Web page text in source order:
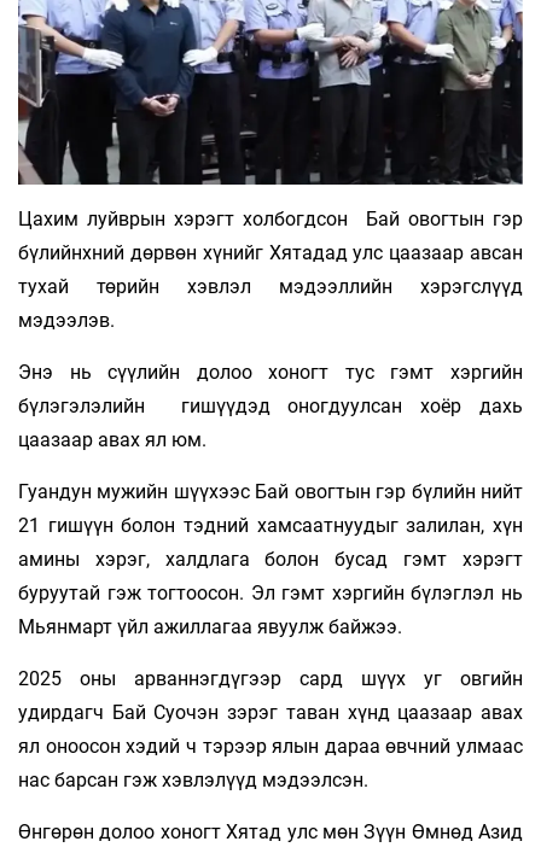
Цахим луйврын хэрэгт холбогдсон Бай овогтын гэр
бүлийнхний дөрвөн хүнийг Хятадад улс цаазаар авсан
тухай төрийн хэвлэл мэдээллийн хэрэгслүүд
мэдээлэв.
Энэ нь сүүлийн долоо хоногт тус гэмт хэргийн
бүлэгэлэлийн гишүүдэд оногдуулсан хоёр дахь
цаазаар авах ял юм.
Гуандун мужийн шүүхээс Бай овогтын гэр бүлийн нийт
21 гишүүн болон тэдний хамсаатнуудыг залилан, хүн
амины хэрэг, халдлага болон бусад гэмт хэрэгт
буруутай гэж тогтоосон. Эл гэмт хэргийн бүлэглэл нь
Мьянмарт үйл ажиллагаа явуулж байжээ.
2025 оны арваннэгдүгээр сард шүүх уг овгийн
удирдагч Бай Суочэн зэрэг таван хүнд цаазаар авах
ял оноосон хэдий ч тэрээр ялын дараа өвчний улмаас
нас барсан гэж хэвлэлүүд мэдээлсэн.
Өнгөрөн долоо хоногт Хятад улс мөн Зүүн Өмнөд Азид